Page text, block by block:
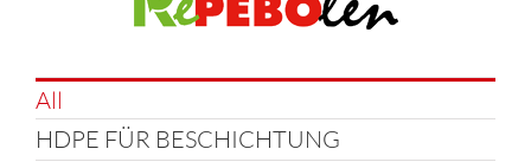
Werden Sie Lieferant
Kontakt
All
HDPE FÜR BESCHICHTUNG